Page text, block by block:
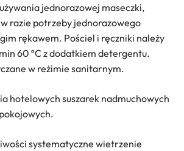
jednorazowej maseczki,
razie potrzeby jednorazowego
rękawem. Pościel i ręczniki należy
60 ºC z dodatkiem detergentu.
w reżimie sanitarnym.
hotelowych suszarek nadmuchowych
systematyczne wietrzenie